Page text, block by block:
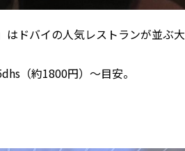
はドバイの人気レストランが並ぶ大
（約1800円）～目安。